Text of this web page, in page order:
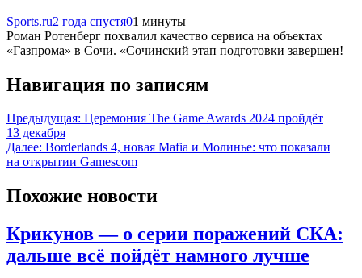
Sports.ru2 года спустя01 минуты
Роман Ротенберг похвалил качество сервиса на объектах
«Газпрома» в Сочи. «Сочинский этап подготовки завершен!
Навигация по записям
Предыдущая: Церемония The Game Awards 2024 пройдёт
13 декабря
Далее: Borderlands 4, новая Mafia и Молинье: что показали
на открытии Gamescom
Похожие новости
Крикунов — о серии поражений СКА:
дальше всё пойдёт намного лучше